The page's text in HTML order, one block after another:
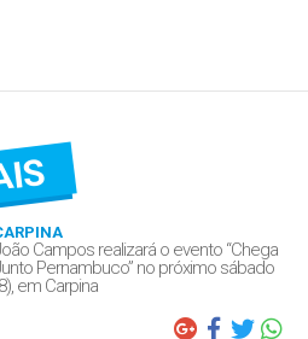
Campos realizará o evento “Chega
Pernambuco” no próximo sábado
em Carpina